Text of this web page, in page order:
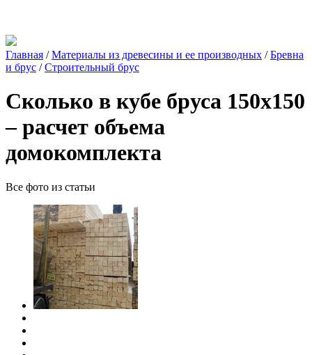
Главная /Материалы из древесины и ее производных /Бревна
и брус /Строительный брус
Сколько в кубе бруса 150х150
– расчет объема
домокомплекта
Все фото из статьи